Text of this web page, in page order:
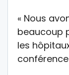
« Nous
beaucoup
les